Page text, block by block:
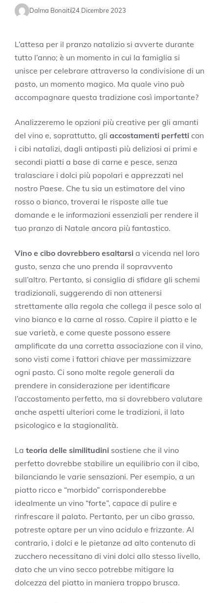
Dalma Bonaiti24 Dicembre 2023
L’attesa per il pranzo natalizio si avverte durante
tutto l’anno; è un momento in cui la famiglia si
unisce per celebrare attraverso la condivisione di un
pasto, un momento magico. Ma quale vino può
accompagnare questa tradizione così importante?
Analizzeremo le opzioni più creative per gli amanti
del vino e, soprattutto, gli accostamenti perfetti con
i cibi natalizi, dagli antipasti più deliziosi ai primi e
secondi piatti a base di carne e pesce, senza
tralasciare i dolci più popolari e apprezzati nel
nostro Paese. Che tu sia un estimatore del vino
rosso o bianco, troverai le risposte alle tue
domande e le informazioni essenziali per rendere il
tuo pranzo di Natale ancora più fantastico.
Vino e cibo dovrebbero esaltarsi a vicenda nel loro
gusto, senza che uno prenda il sopravvento
sull’altro. Pertanto, si consiglia di sfidare gli schemi
tradizionali, suggerendo di non attenersi
strettamente alla regola che collega il pesce solo al
vino bianco e la carne al rosso. Capire il piatto e le
sue varietà, e come queste possono essere
amplificate da una corretta associazione con il vino,
sono visti come i fattori chiave per massimizzare
ogni pasto. Ci sono molte regole generali da
prendere in considerazione per identificare
l’accostamento perfetto, ma si dovrebbero valutare
anche aspetti ulteriori come le tradizioni, il lato
psicologico e la stagionalità.
La teoria delle similitudini sostiene che il vino
perfetto dovrebbe stabilire un equilibrio con il cibo,
bilanciando le varie sensazioni. Per esempio, a un
piatto ricco e “morbido” corrisponderebbe
idealmente un vino “forte”, capace di pulire e
rinfrescare il palato. Pertanto, per un cibo grasso,
potreste optare per un vino acidulo e frizzante. Al
contrario, i dolci e le pietanze ad alto contenuto di
zucchero necessitano di vini dolci allo stesso livello,
dato che un vino secco potrebbe mitigare la
dolcezza del piatto in maniera troppo brusca.